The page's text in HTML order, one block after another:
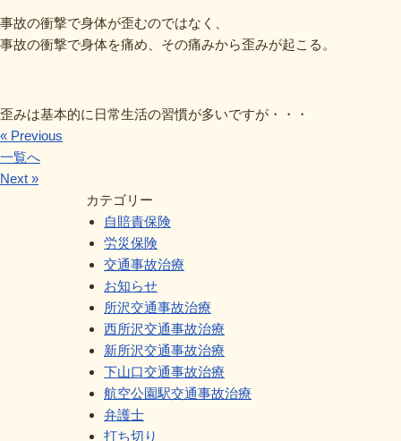
事故の衝撃で身体が歪むのではなく、
事故の衝撃で身体を痛め、その痛みから歪みが起こる。
歪みは基本的に日常生活の習慣が多いですが・・・
« Previous
一覧へ
Next »
カテゴリー
自賠責保険
労災保険
交通事故治療
お知らせ
所沢交通事故治療
西所沢交通事故治療
新所沢交通事故治療
下山口交通事故治療
航空公園駅交通事故治療
弁護士
打ち切り